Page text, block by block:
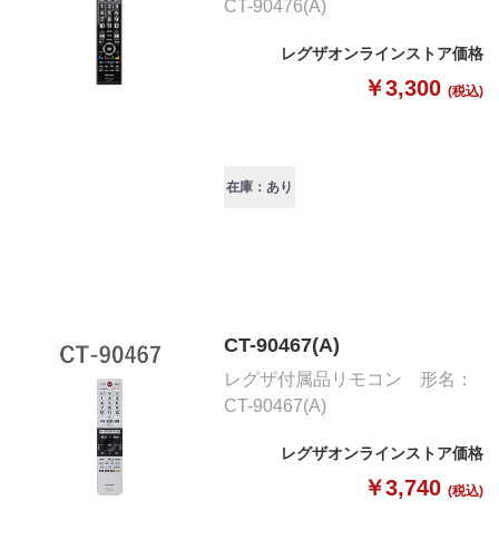
CT-90476(A)
レグザオンラインストア価格
￥3,300 (税込)
在庫：あり
CT-90467(A)
レグザ付属品リモコン 形名：
CT-90467(A)
レグザオンラインストア価格
￥3,740 (税込)